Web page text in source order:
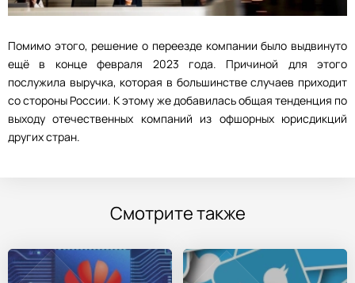
Помимо этого, решение о переезде компании было выдвинуто
ещё в конце февраля 2023 года. Причиной для этого
послужила выручка, которая в большинстве случаев приходит
со стороны России. К этому же добавилась общая тенденция по
выходу отечественных компаний из офшорных юрисдикций
других стран.
Смотрите также